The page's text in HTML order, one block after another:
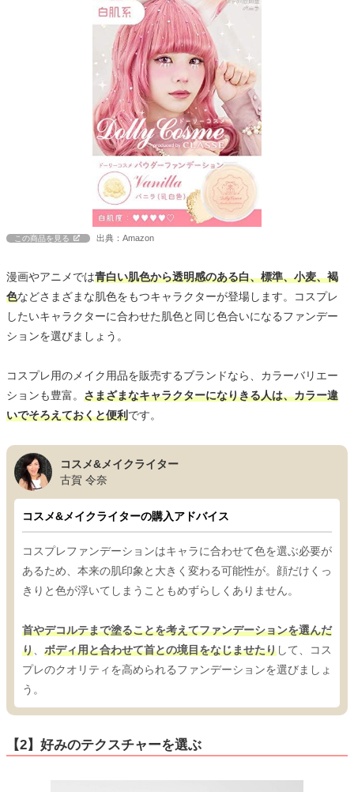
この商品を見る 出典：Amazon
漫画やアニメでは青白い肌色から透明感のある白、標準、小麦、褐
色などさまざまな肌色をもつキャラクターが登場します。コスプレ
したいキャラクターに合わせた肌色と同じ色合いになるファンデー
ションを選びましょう。
コスプレ用のメイク用品を販売するブランドなら、カラーバリエー
ションも豊富。 さまざまなキャラクターになりきる人は、カラー違
いでそろえておくと便利です。
コスメ&メイクライター
古賀 令奈
コスメ&メイクライターの購入アドバイス
コスプレファンデーションはキャラに合わせて色を選ぶ必要が
あるため、本来の肌印象と大きく変わる可能性が。顔だけくっ
きりと色が浮いてしまうこともめずらしくありません。
首やデコルテまで塗ることを考えてファンデーションを選んだ
り
ボディ用と合わせて首との境目をなじませたりして、コス
プレのクオリティを高められるファンデーションを選びましょ
う。
【2】好みのテクスチャーを選ぶ